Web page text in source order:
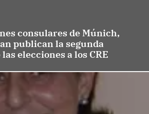
consulares de Múnich,
publican la segunda
elecciones a los CRE